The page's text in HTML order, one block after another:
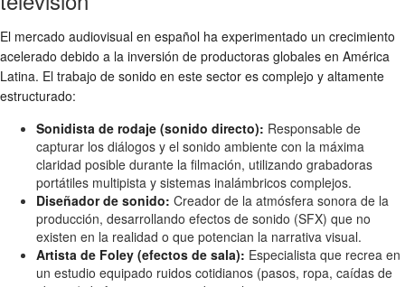
El mercado audiovisual en español ha experimentado un crecimiento
acelerado debido a la inversión de productoras globales en América
Latina. El trabajo de sonido en este sector es complejo y altamente
estructurado:
Sonidista de rodaje (sonido directo): Responsable de
capturar los diálogos y el sonido ambiente con la máxima
claridad posible durante la filmación, utilizando grabadoras
portátiles multipista y sistemas inalámbricos complejos.
Diseñador de sonido: Creador de la atmósfera sonora de la
producción, desarrollando efectos de sonido (SFX) que no
existen en la realidad o que potencian la narrativa visual.
Artista de Foley (efectos de sala): Especialista que recrea en
un estudio equipado ruidos cotidianos (pasos, ropa, caídas de